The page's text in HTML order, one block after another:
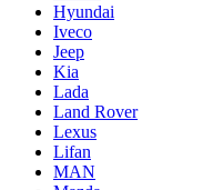
Hyundai
Iveco
Jeep
Kia
Lada
Land Rover
Lexus
Lifan
MAN